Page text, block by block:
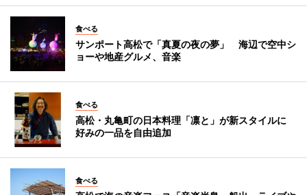
食べる
サンポート高松で「真夏の夜の夢」 海辺で空中シ
ョーや地産グルメ、音楽
食べる
高松・丸亀町の日本料理「凛と」が新スタイルに
好みの一品を自由追加
食べる